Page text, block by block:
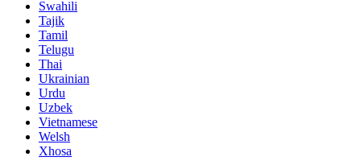
Swahili
Tajik
Tamil
Telugu
Thai
Ukrainian
Urdu
Uzbek
Vietnamese
Welsh
Xhosa